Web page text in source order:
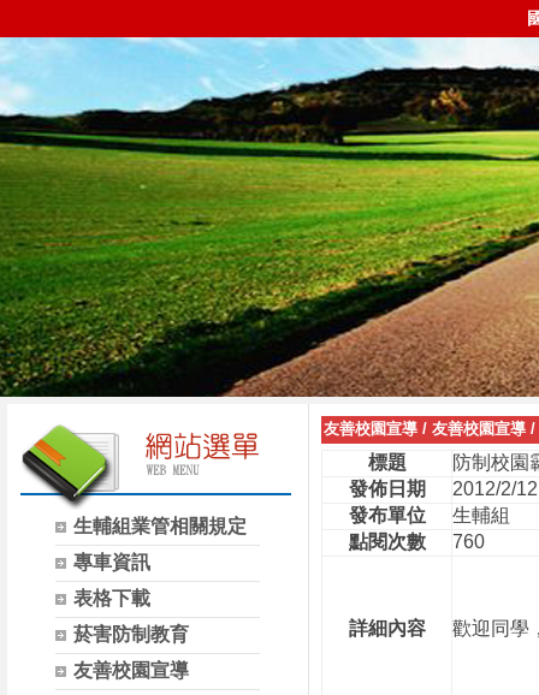
生輔組業管相關規定
專車資訊
表格下載
菸害防制教育
友善校園宣導
友善校園宣導 / 友善校園宣導 /
標題
防制校園
發佈日期
2012/2/12
發布單位
生輔組
點閱次數
760
詳細內容 歡迎同學